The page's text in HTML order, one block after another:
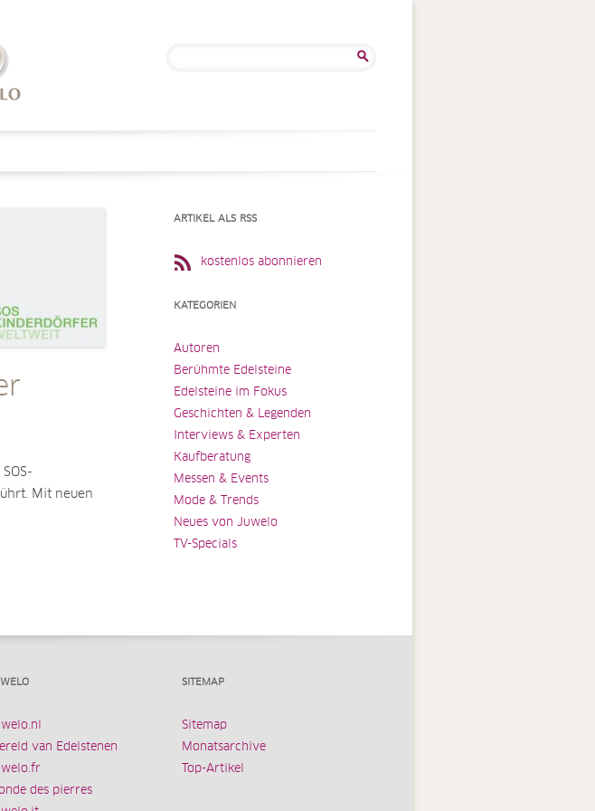
Mit neuen
ARTIKEL ALS RSS
kostenlos abonnieren
KATEGORIEN
Autoren
Berühmte Edelsteine
Edelsteine im Fokus
Geschichten & Legenden
Interviews & Experten
Kaufberatung
Messen & Events
Mode & Trends
Neues von Juwelo
TV-Specials
van Edelstenen
des pierres
SITEMAP
Sitemap
Monatsarchive
Top-Artikel